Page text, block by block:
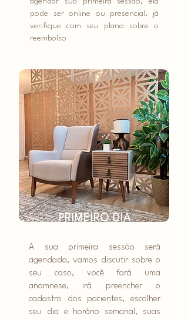
pode ser online ou presencial, já
verifique com seu plano sobre o
reembolso
PRIMEIRO DIA
A sua primeira sessão será
agendada, vamos discutir sobre o
seu caso, você fará uma
anamnese, irá preencher o
cadastro dos pacientes, escolher
seu dia e horário semanal, suas